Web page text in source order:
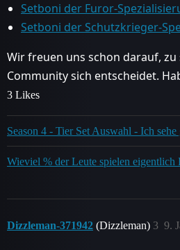
Setboni der Furor-
Setboni der Schutzkrieger-
Wir freuen uns schon darauf,
Community sich entscheidet.
3 Likes
Season 4 - Tier Set Auswahl - Ich
Wieviel % der Leute spielen eigentlich
Dizzleman-371942 (Dizzleman) 9.
3